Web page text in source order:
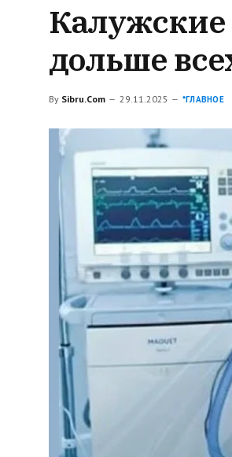
Калужские
дольше
By Sibru.Com 29.11.2025 *ГЛАВНОЕ